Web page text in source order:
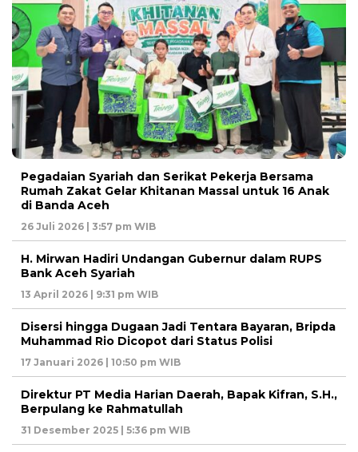
Pegadaian Syariah dan Serikat Pekerja Bersama
Rumah Zakat Gelar Khitanan Massal untuk 16 Anak
di Banda Aceh
26 Juli 2026 | 3:57 pm WIB
H. Mirwan Hadiri Undangan Gubernur dalam RUPS
Bank Aceh Syariah
13 April 2026 | 9:31 pm WIB
Disersi hingga Dugaan Jadi Tentara Bayaran, Bripda
Muhammad Rio Dicopot dari Status Polisi
17 Januari 2026 | 10:50 pm WIB
Direktur PT Media Harian Daerah, Bapak Kifran, S.H.,
Berpulang ke Rahmatullah
31 Desember 2025 | 5:36 pm WIB